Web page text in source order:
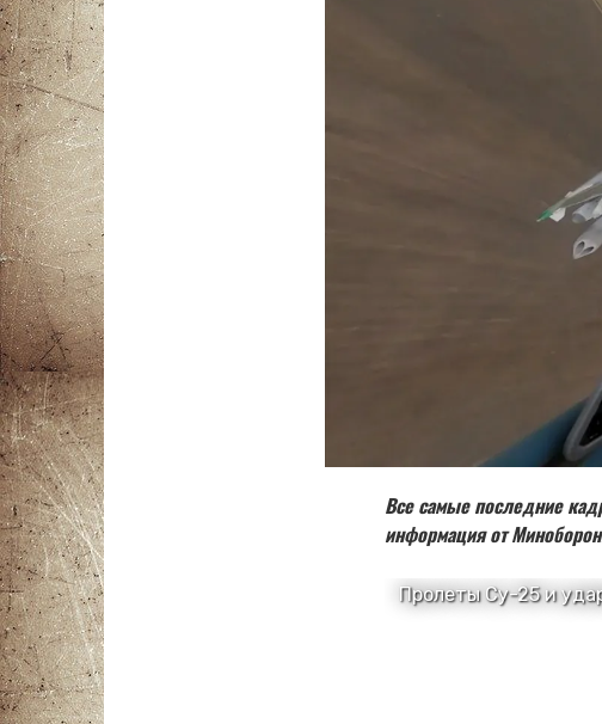
Все самые последние
информация от